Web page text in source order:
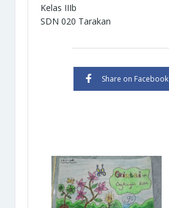
Kelas IIIb
SDN 020 Tarakan
Share on Facebook